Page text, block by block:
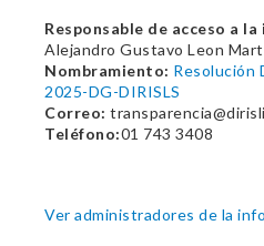
Responsable de acceso a
Alejandro Gustavo Leon
Nombramiento: Resolución
2025-DG-DIRISLS
Correo:
Teléfono:01 743 3408
Ver administradores de la